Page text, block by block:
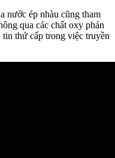
nước ép nhàu cũng tham
qua các chất oxy phản
thứ cấp trong việc truyền